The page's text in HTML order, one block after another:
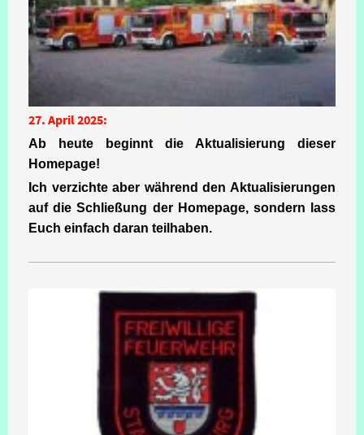
27. April 2025:
Ab heute beginnt die Aktualisierung dieser
Homepage!
Ich verzichte aber während den Aktualisierungen
auf die Schließung der Homepage, sondern lass
Euch einfach daran teilhaben.